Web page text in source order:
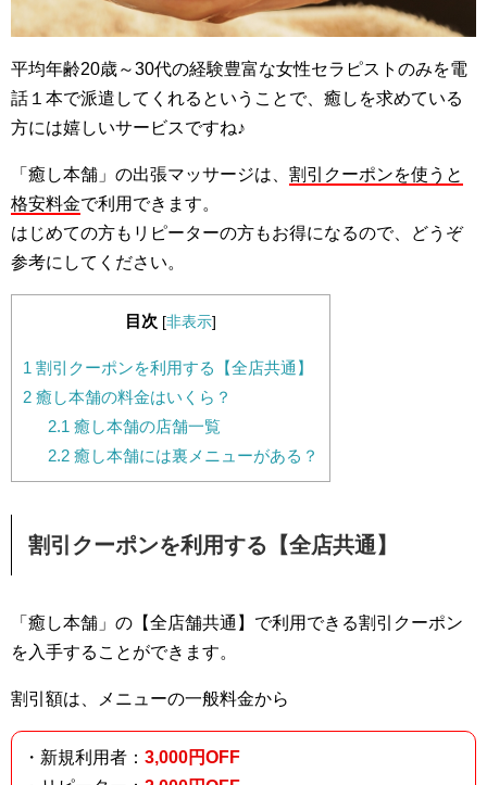
平均年齢20歳～30代の経験豊富な女性セラピストのみを電
話１本で派遣してくれるということで、癒しを求めている
方には嬉しいサービスですね♪
「癒し本舗」の出張マッサージは、 割引クーポンを使うと
格安料金で利用できます。
はじめての方もリピーターの方もお得になるので、どうぞ
参考にしてください。
目次 [非表示]
1 割引クーポンを利用する【全店共通】
2 癒し本舗の料金はいくら？
2.1 癒し本舗の店舗一覧
2.2癒し本舗には裏メニューがある？
割引クーポンを利用する【全店共通】
「癒し本舗」の【全店舗共通】で利用できる割引クーポン
を入手することができます。
割引額は、メニューの一般料金から
・新規利用者： 3,000円OFF